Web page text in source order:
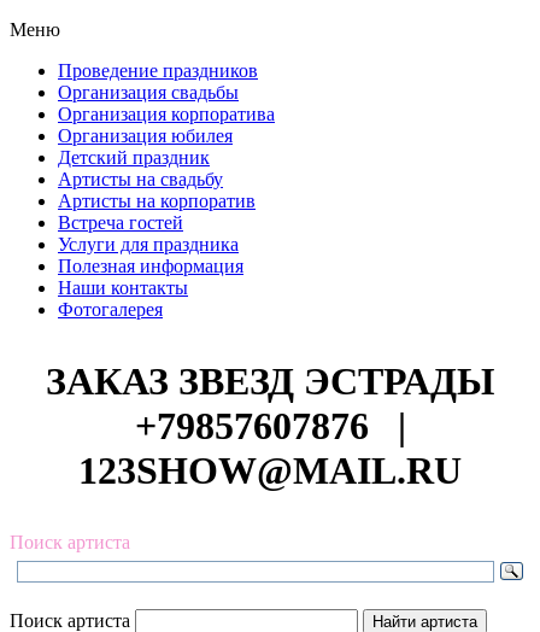
Меню
Проведение праздников
Организация свадьбы
Организация корпоратива
Организация юбилея
Детский праздник
Артисты на свадьбу
Артисты на корпоратив
Встреча гостей
Услуги для праздника
Полезная информация
Наши контакты
Фотогалерея
ЗАКАЗ ЗВЕЗД ЭСТРАДЫ
+79857607876
|
123SHOW@MAIL.RU
Поиск артиста
Поиск артиста